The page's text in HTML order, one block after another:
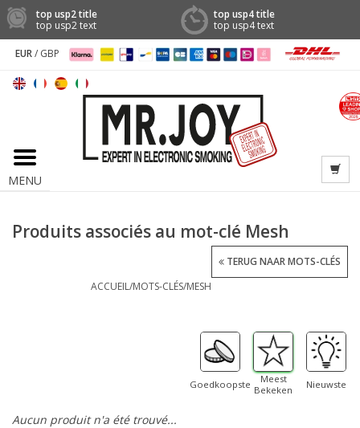
top usp2 title
top usp2 text
top usp4 title
top usp4 text
EUR/ GBP
MENU
Produits associés au mot-clé Mesh
ACCUEIL/MOTS-CLÉS/MESH
TERUG NAAR MOTS-CLÉS
Goedkoopste
Meest
Bekeken
Nieuwste
Aucun produit n'a été trouvé...